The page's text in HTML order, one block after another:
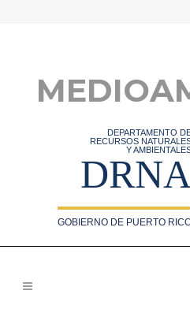
DEPARTAMENTO
RECURSOS
Y
GOBIERNO DE PUERTO